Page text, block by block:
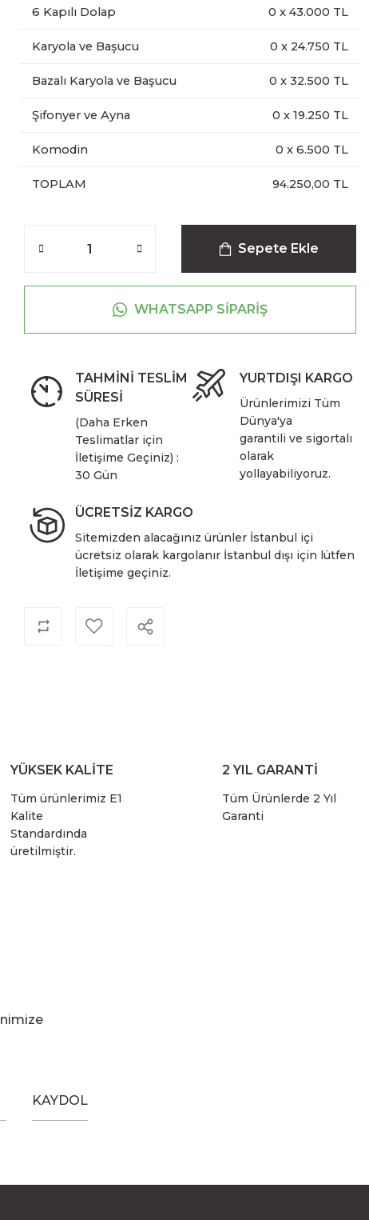
6 Kapılı Dolap 0 x 43.000 TL
Karyola ve Başucu 0 x 24.750 TL
Bazalı Karyola ve Başucu 0 x 32.500 TL
Şifonyer ve Ayna 0 x 19.250 TL
Komodin 0 x 6.500 TL
TOPLAM 94.250,00 TL
Sepete Ekle
WHATSAPP SİPARİŞ
TAHMİNİ TESLİM
SÜRESİ
(Daha Erken
Teslimatlar için
İletişime Geçiniz) :
30 Gün
YURTDIŞI KARGO
Ürünlerimizi Tüm
Dünya'ya
garantili ve sigortalı
olarak
yollayabiliyoruz.
ÜCRETSİZ KARGO
Sitemizden alacağınız ürünler İstanbul içi
ücretsiz olarak kargolanır İstanbul dışı için lütfen
İletişime geçiniz.
YÜKSEK KALİTE
Tüm ürünlerimiz E1
Kalite
Standardında
üretilmiştir.
2 YIL GARANTİ
Tüm Ürünlerde 2 Yıl
Garanti
KAYDOL